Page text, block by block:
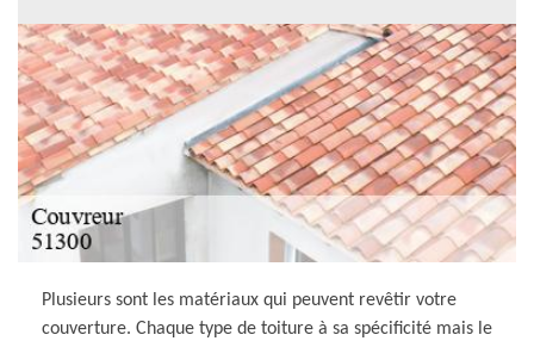
Plusieurs sont les matériaux qui peuvent revêtir votre
couverture. Chaque type de toiture à sa spécificité mais le